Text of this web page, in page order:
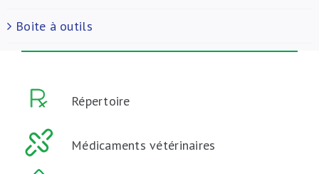
Boite à outils
Répertoire
Médicaments vétérinaires